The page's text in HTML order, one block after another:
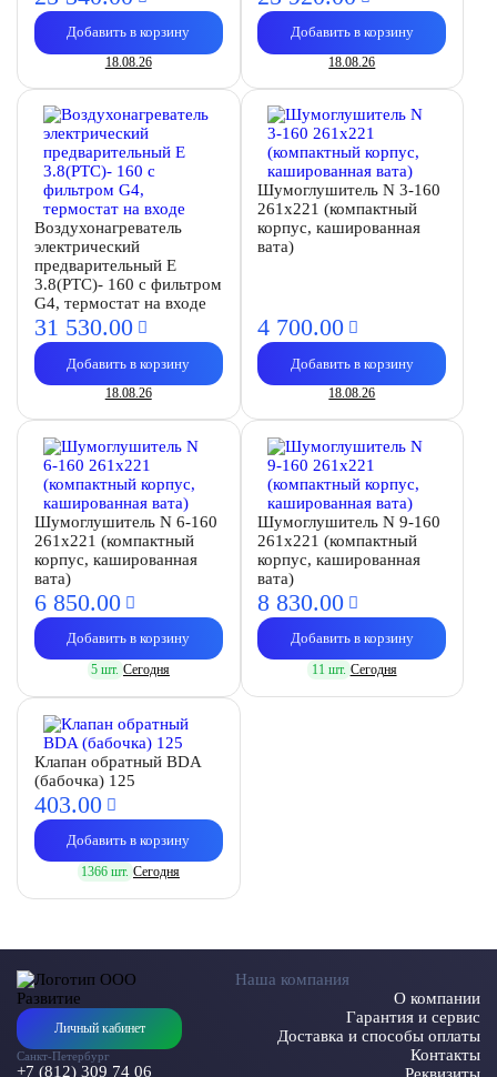
Добавить в корзину
18.08.26
Добавить в корзину
18.08.26
Воздухонагреватель
электрический
предварительный E
3.8(PTC)- 160 с фильтром
G4, термостат на входе
31 530.00
Добавить в корзину
18.08.26
Шумоглушитель N 3-160
261х221 (компактный
корпус, кашированная
вата)
4 700.00
Добавить в корзину
18.08.26
Шумоглушитель N 6-160
261х221 (компактный
корпус, кашированная
вата)
6 850.00
Добавить в корзину
5 шт. Сегодня
Шумоглушитель N 9-160
261х221 (компактный
корпус, кашированная
вата)
8 830.00
Добавить в корзину
11 шт. Сегодня
Клапан обратный BDA
(бабочка) 125
403.00
Добавить в корзину
1366 шт. Сегодня
Личный кабинет
Санкт-Петербург
+7 (812) 309 74 06
Наша компания
О компании
Гарантия и сервис
Доставка и способы оплаты
Контакты
Реквизиты